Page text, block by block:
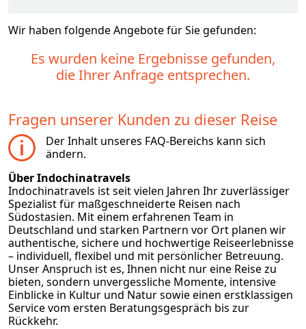
Wir haben folgende Angebote für Sie gefunden:
Es wurden keine Ergebnisse gefunden,
die Ihrer Anfrage entsprechen.
Fragen unserer Kunden zu dieser Reise
Der Inhalt unseres FAQ-Bereichs kann sich
ändern.
Über Indochinatravels
Indochinatravels ist seit vielen Jahren Ihr zuverlässiger
Spezialist für maßgeschneiderte Reisen nach
Südostasien. Mit einem erfahrenen Team in
Deutschland und starken Partnern vor Ort planen wir
authentische, sichere und hochwertige Reiseerlebnisse
– individuell, flexibel und mit persönlicher Betreuung.
Unser Anspruch ist es, Ihnen nicht nur eine Reise zu
bieten, sondern unvergessliche Momente, intensive
Einblicke in Kultur und Natur sowie einen erstklassigen
Service vom ersten Beratungsgespräch bis zur
Rückkehr.